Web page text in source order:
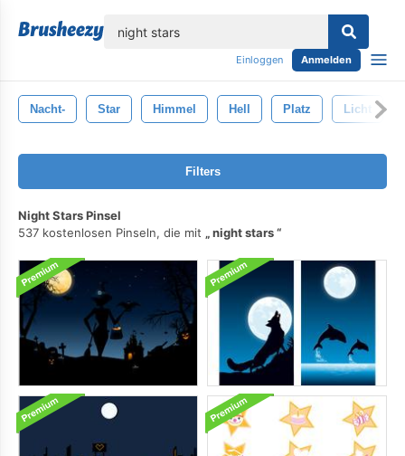
Einloggen Anmelden
Nacht- Star Himmel Hell Platz Licht
Filters
Night Stars Pinsel
537 kostenlosen Pinseln, die mit
night stars